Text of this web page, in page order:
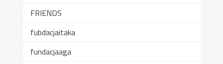
FRIENDS
fubdacjaitaka
fundacjaaga